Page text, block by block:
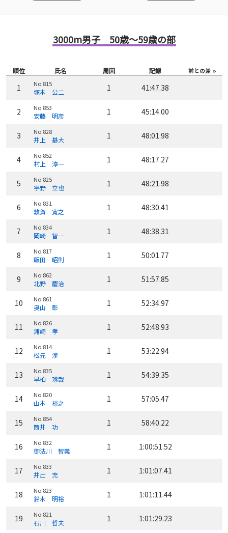
3000m男子 50歳～59歳の部
順位 氏名 周回 記録 前との差
1 No.815
塚本 公二 1 41:47.38
2 No.853
安藤 明彦 1 45:14.00
3 No.828
井上 基大 1 48:01.98
4 No.852
村上 淳一 1 48:17.27
5 No.825
宇野 立也 1 48:21.98
6 No.831
敦賀 寛之 1 48:30.41
7 No.834
岡崎 智一 1 48:38.31
8 No.817
飯田 昭則 1 50:01.77
9 No.862
北野 慶治 1 51:57.85
10 No.861
奥山 彰 1 52:34.97
11 No.826
浦崎 孝 1 52:48.93
12 No.814
松元 渉 1 53:22.94
13 No.835
早柏 琢哉 1 54:39.35
14 No.820
山本 裕之 1 57:05.47
15 No.854
筒井 功 1 58:40.22
16 No.832
御法川 智義 1 1:00:51.52
17 No.833
井出 充 1 1:01:07.41
18 No.823
鈴木 明裕 1 1:01:11.44
19 No.821
石川 哲夫 1 1:01:29.23